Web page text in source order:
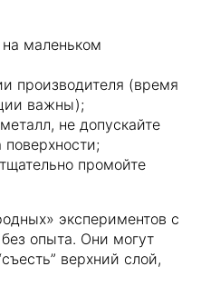
на маленьком
производителя (время
важны);
не допускайте
промойте
экспериментов с
опыта. Они могут
верхний слой,